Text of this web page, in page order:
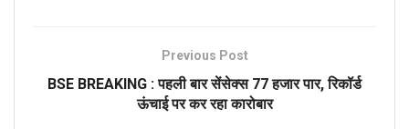
Previous Post
BSE BREAKING : पहली बार सेंसेक्स 77 हजार पार, रिकॉर्ड
ऊंचाई पर कर रहा कारोबार